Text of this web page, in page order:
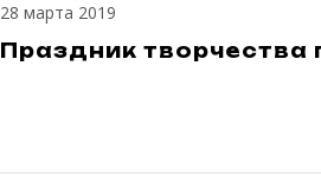
28 марта 2019
Праздник творчества